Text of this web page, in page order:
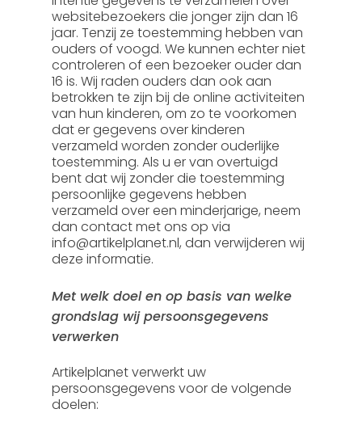
websitebezoekers die jonger zijn dan 16
jaar. Tenzij ze toestemming hebben van
ouders of voogd. We kunnen echter niet
controleren of een bezoeker ouder dan
16 is. Wij raden ouders dan ook aan
betrokken te zijn bij de online activiteiten
van hun kinderen, om zo te voorkomen
dat er gegevens over kinderen
verzameld worden zonder ouderlijke
toestemming. Als u er van overtuigd
bent dat wij zonder die toestemming
persoonlijke gegevens hebben
verzameld over een minderjarige, neem
dan contact met ons op via
info@artikelplanet.nl, dan verwijderen wij
deze informatie.
Met welk doel en op basis van welke
grondslag wij persoonsgegevens
verwerken
Artikelplanet verwerkt uw
persoonsgegevens voor de volgende
doelen: